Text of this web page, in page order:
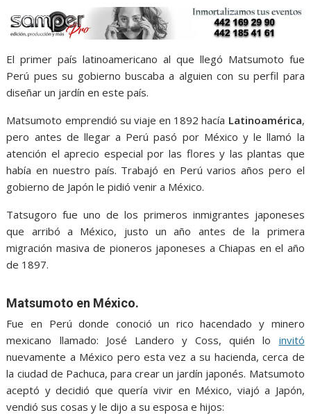
El primer país latinoamericano al que llegó Matsumoto fue
Perú pues su gobierno buscaba a alguien con su perfil para
diseñar un jardín en este país.
Matsumoto emprendió su viaje en 1892 hacía Latinoamérica,
pero antes de llegar a Perú pasó por México y le llamó la
atención el aprecio especial por las flores y las plantas que
había en nuestro país. Trabajó en Perú varios años pero el
gobierno de Japón le pidió venir a México.
Tatsugoro fue uno de los primeros inmigrantes japoneses
que arribó a México, justo un año antes de la primera
migración masiva de pioneros japoneses a Chiapas en el año
de 1897.
Matsumoto en México.
Fue en Perú donde conoció un rico hacendado y minero
mexicano llamado: José Landero y Coss, quién lo invitó
nuevamente a México pero esta vez a su hacienda, cerca de
la ciudad de Pachuca, para crear un jardín japonés. Matsumoto
aceptó y decidió que quería vivir en México, viajó a Japón,
vendió sus cosas y le dijo a su esposa e hijos: